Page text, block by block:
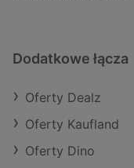
Dodatkowe łącza
Oferty Dealz
Oferty Kaufland
Oferty Dino